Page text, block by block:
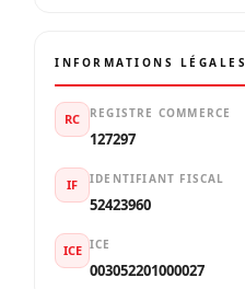
INFORMATIONS LÉGALES
RC REGISTRE COMMERCE
127297
IF IDENTIFIANT FISCAL
52423960
ICE ICE
003052201000027